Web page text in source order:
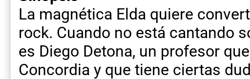
La magnética Elda quiere
rock. Cuando no está cantando
es Diego Detona, un profesor
Concordia y que tiene ciertas